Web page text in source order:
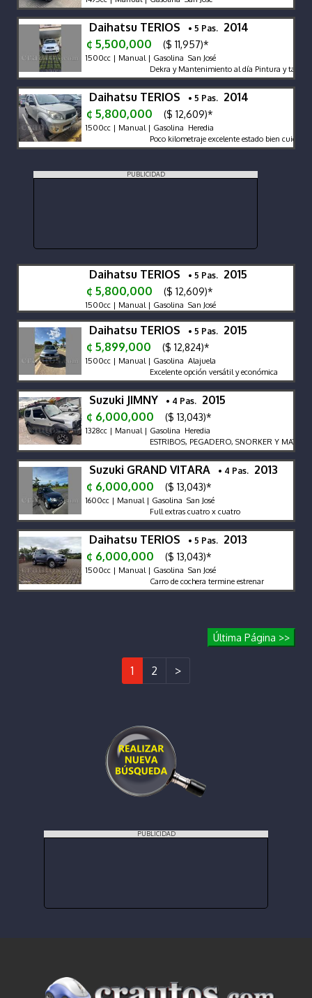
Daihatsu TERIOS • 5 Pas. 2014
¢ 5,500,000
($ 11,957)*
1500cc | Manual | Gasolina San José
Dekra y Mantenimiento al día Pintura y
Daihatsu TERIOS • 5 Pas. 2014
¢ 5,800,000
($ 12,609)*
1500cc | Manual | Gasolina Heredia
Poco kilometraje excelente estado bien cuidado
PUBLICIDAD
Daihatsu TERIOS • 5 Pas. 2015
¢ 5,800,000
($ 12,609)*
1500cc | Manual | Gasolina San José
Daihatsu TERIOS • 5 Pas. 2015
¢ 5,899,000
($ 12,824)*
1500cc | Manual | Gasolina Alajuela
Excelente opción versátil y económica
Suzuki JIMNY • 4 Pas. 2015
¢ 6,000,000
($ 13,043)*
1328cc | Manual | Gasolina Heredia
ESTRIBOS, PEGADERO, SNORKER Y
Suzuki GRAND VITARA • 4 Pas. 2013
¢ 6,000,000
($ 13,043)*
1600cc | Manual | Gasolina San José
Full extras cuatro x cuatro
Daihatsu TERIOS • 5 Pas. 2013
¢ 6,000,000
($ 13,043)*
1500cc | Manual | Gasolina San José
Carro de cochera termine estrenar
Última Página >>
1 2 >
PUBLICIDAD